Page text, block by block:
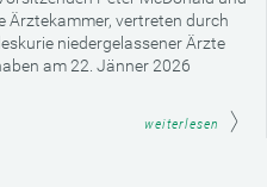
Ärztekammer, vertreten durch
niedergelassener Ärzte
am 22. Jänner 2026
weiterlesen